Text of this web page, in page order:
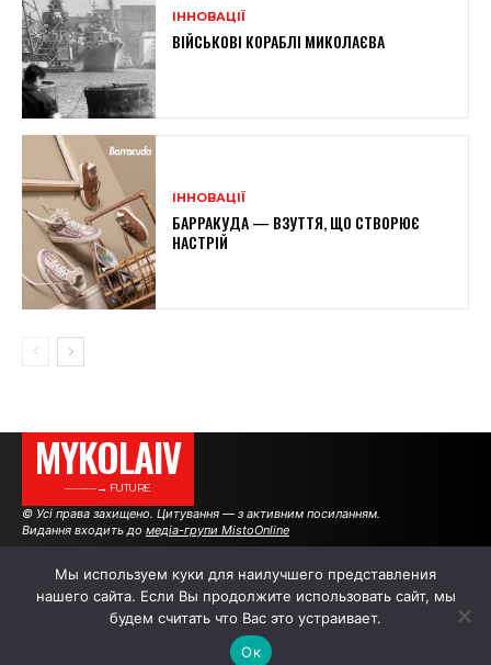
ІННОВАЦІЇ
ВІЙСЬКОВІ КОРАБЛІ МИКОЛАЄВА
ІННОВАЦІЇ
БАРРАКУДА — ВЗУТТЯ, ЩО СТВОРЮЄ
НАСТРІЙ
MYKOLAIV
———→ FUTURE
© Усі права захищено. Цитування — з активним посиланням.
Видання входить до медіа-групи MistoOnline
АВТОРИ | РЕКЛАМА НА САЙТІ
Мы используем куки для наилучшего представления
нашего сайта. Если Вы продолжите использовать сайт, мы
будем считать что Вас это устраивает.
Ок